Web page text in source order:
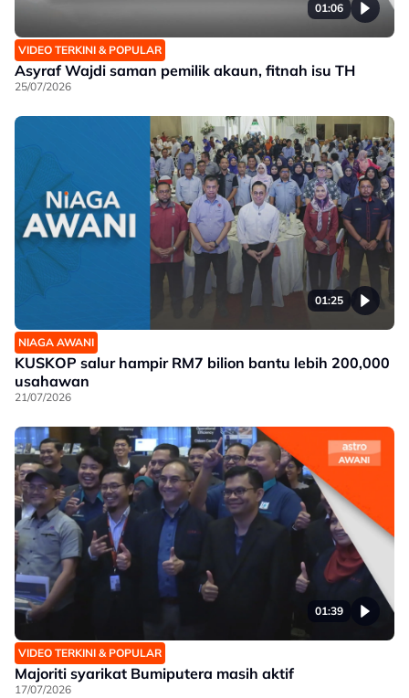
01:06
VIDEO TERKINI & POPULAR
Asyraf Wajdi saman pemilik akaun, fitnah isu TH
25/07/2026
01:25
NIAGA AWANI
KUSKOP salur hampir RM7 bilion bantu lebih 200,000
usahawan
21/07/2026
01:39
VIDEO TERKINI & POPULAR
Majoriti syarikat Bumiputera masih aktif
17/07/2026